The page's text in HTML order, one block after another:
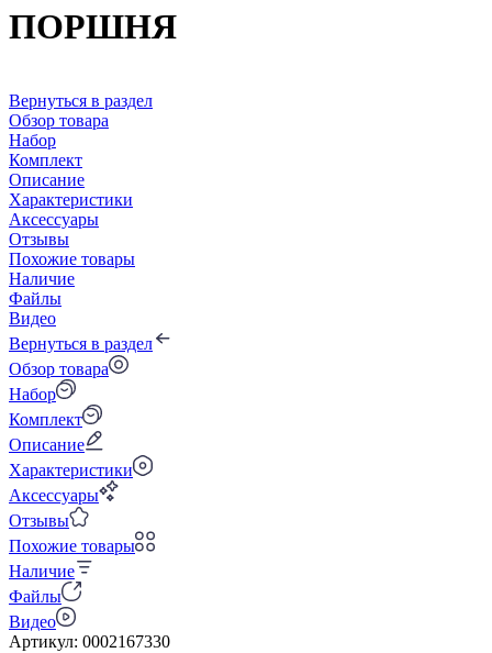
ПОРШНЯ
Вернуться в раздел
Обзор товара
Набор
Комплект
Описание
Характеристики
Аксессуары
Отзывы
Похожие товары
Наличие
Файлы
Видео
Вернуться в раздел
Обзор товара
Набор
Комплект
Описание
Характеристики
Аксессуары
Отзывы
Похожие товары
Наличие
Файлы
Видео
Артикул: 0002167330